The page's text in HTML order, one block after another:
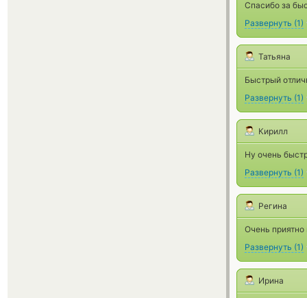
Спасибо за
Развернуть (1)
Татьяна
Быстрый
Развернуть (1)
Кирилл
Ну очень
Развернуть (1)
Регина
Очень
Развернуть (1)
Ирина